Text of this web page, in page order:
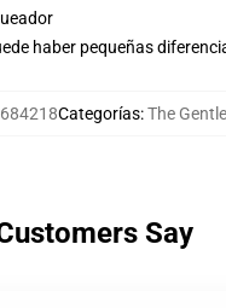
haber pequeñas
Categorías:The
Say